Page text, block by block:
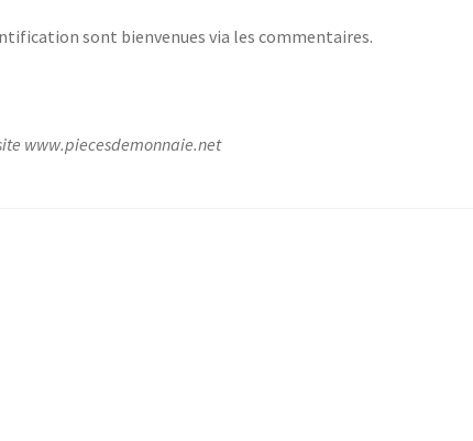
sont bienvenues via les commentaires.
www.piecesdemonnaie.net